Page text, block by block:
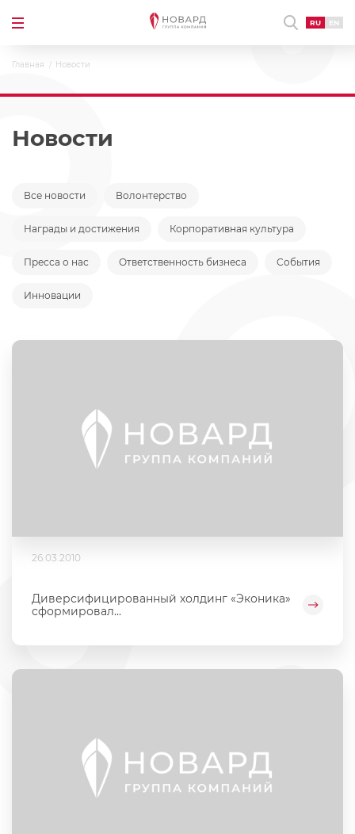
RU EN
Главная Новости
Новости
Все новости Волонтерство
Награды и достижения Корпоративная культура
Пресса о нас Ответственность бизнеса События
Инновации
26.03.2010
Диверсифицированный холдинг «Эконика»
сформировал...